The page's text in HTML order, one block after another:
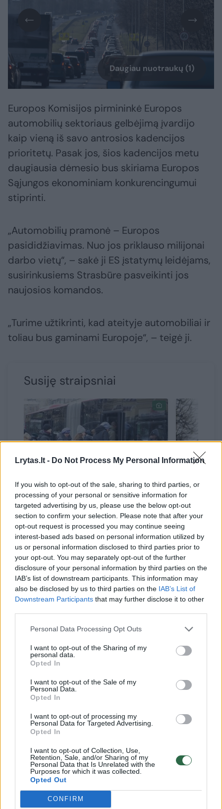
Lrytas.lt - Do Not Process My Personal Information
If you wish to opt-out of the sale, sharing to third parties, or
processing of your personal or sensitive information for
targeted advertising by us, please use the below opt-out
section to confirm your selection. Please note that after your
opt-out request is processed you may continue seeing
interest-based ads based on personal information utilized by
us or personal information disclosed to third parties prior to
your opt-out. You may separately opt-out of the further
disclosure of your personal information by third parties on the
IAB’s list of downstream participants. This information may
also be disclosed by us to third parties on the IAB’s List of
Downstream Participants that may further disclose it to other
Personal Data Processing Opt Outs
I want to opt-out of the Sharing of my
personal data.
Opted In
I want to opt-out of the Sale of my
Personal Data.
Opted In
I want to opt-out of processing my
Personal Data for Targeted Advertising.
Opted In
I want to opt-out of Collection, Use,
Retention, Sale, and/or Sharing of my
Personal Data that Is Unrelated with the
Purposes for which it was collected.
Opted Out
CONFIRM
Daugiau nuotraukų (1)
Europos Komisijos pirmininkė Europos
automobilių sektoriaus gelbėjimą įvardijo
kaip vieną iš savo antrosios kadencijos
prioritetų. Pasak jos, šios kadencijos metu
daugiausia dėmesio bus skiriama Europos
Sąjungos ekonominiam konkurencingumui
stiprinti.
„Automobilių pramonė – Europos
pasididžiavimas. Nuo jos priklauso milijonai
darbo vietų“, – sakė ji ES įstatymų leidėjams,
susirinkusiems Strasbūre pasveikinti jos
naujosios komandos.
„Turime užtikrinti, kad ateityje automobiliai ir
toliau bus gaminami Europoje“, – teigė ji.
Susiję straipsniai
Pabėgėliai iš Ukrainos ir
kitąmet galės nemokamai
važinėti Vilniaus viešuoju
transportu
Vilniaus
pritarė
66 metų U. von der Leyen sakė, kad tuo tikslu
pramonės ateities“ Europos Sąjungoje.
Prie apvaliojo stalo ji ketina sukviesti
svarbiausius sektoriaus žaidėjus, kad „drauge
rastų sprendimus, kol ši pramonė išgyvena
sunkų ir destruktyvų perėjimą“.
kurios priežastys – didelės gamybos išlaidos,
vangus perėjimas prie elektromobilių ir
išaugusi konkurencija Kinijos rinkoje.